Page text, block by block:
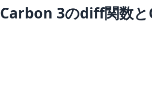
Carbon 3のdiff関数